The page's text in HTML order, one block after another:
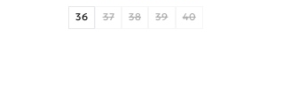
36 37 38 39 40